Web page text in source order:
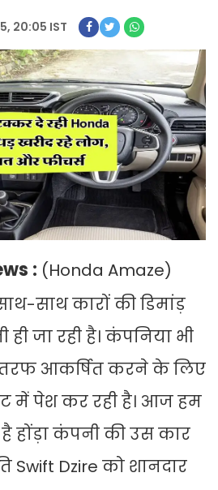
20:05 IST
: (Honda Amaze)
साथ कारों की डिमांड़
ही जा रही है। कंपनिया भी
तरफ आकर्षित करने के लिए
में पेश कर रही है। आज हम
होंड़ा कंपनी की उस कार
Swift Dzire को शानदार